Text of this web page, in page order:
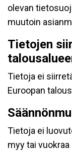
olevan
muutoin
Tietojen
Tietoja ei
Euroopan
Tietoja ei
myy tai